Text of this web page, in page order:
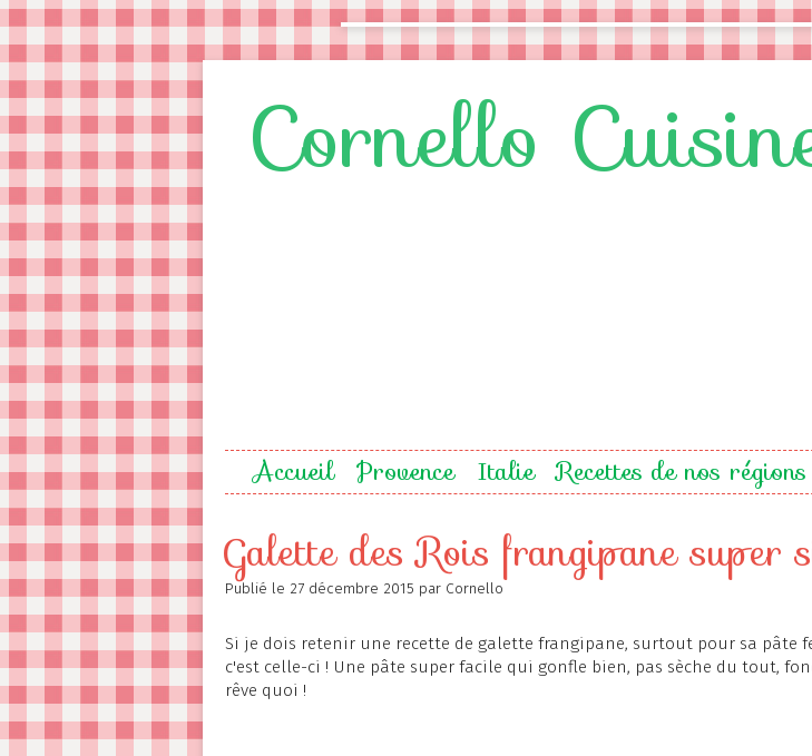
Cornello
Accueil Provence Italie Recettes de nos régions
Galette des Rois frangipane super
Publié le 27 décembre 2015 par Cornello
Si je dois retenir une recette de galette frangipane, surtout pour sa pâte
c'est celle-ci ! Une pâte super facile qui gonfle bien, pas sèche du tout,
rêve quoi !